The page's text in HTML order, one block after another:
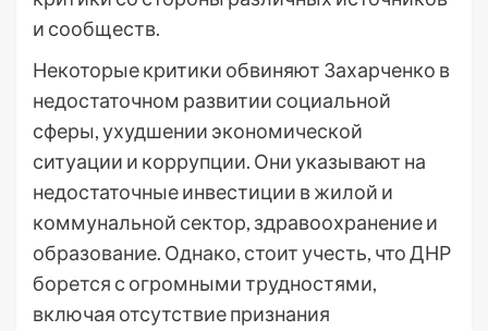
и сообществ.
Некоторые критики обвиняют Захарченко в
недостаточном развитии социальной
сферы, ухудшении экономической
ситуации и коррупции. Они указывают на
недостаточные инвестиции в жилой и
коммунальной сектор, здравоохранение и
образование. Однако, стоит учесть, что ДНР
борется с огромными трудностями,
включая отсутствие признания